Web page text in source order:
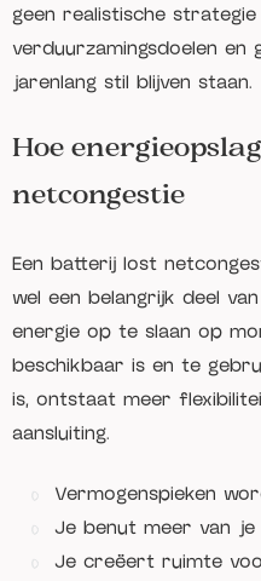
geen realistische strategie
verduurzamingsdoelen en
jarenlang stil blijven staan.
Hoe
netcongestie
Een batterij lost
wel een belangrijk deel
energie op te slaan op
beschikbaar is en te
is, ontstaat meer
aansluiting.
Vermogenspieken
Je benut meer van
Je creëert ruimte